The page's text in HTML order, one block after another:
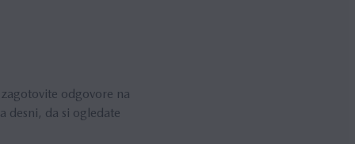
odgovore na
desni, da si ogledate